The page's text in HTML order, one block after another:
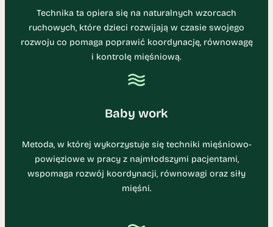
Technika ta opiera się na naturalnych wzorcach
ruchowych, które dzieci rozwijają w czasie swojego
rozwoju co pomaga poprawić koordynację, równowagę
i kontrolę mięśniową.
Baby work
Metoda, w której wykorzystuje się techniki mięśniowo-
powięziowe w pracy z najmłodszymi pacjentami,
wspomaga rozwój koordynacji, równowagi oraz siły
mięśni.